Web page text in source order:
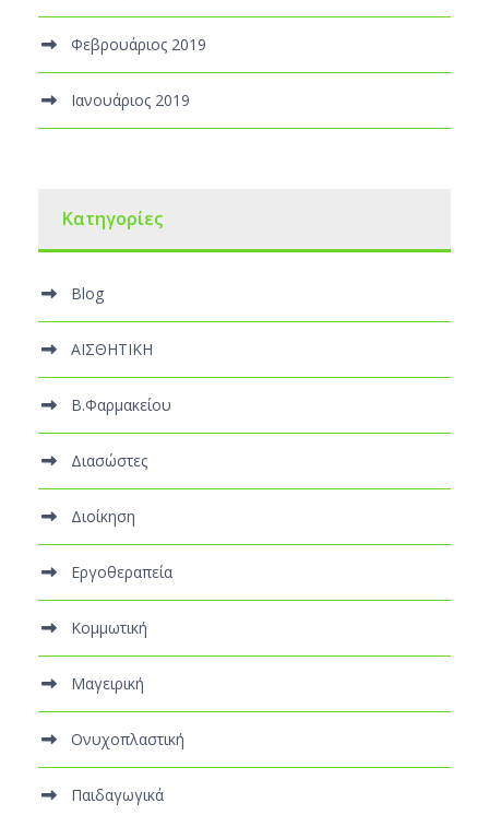
Φεβρουάριος 2019
Ιανουάριος 2019
Kατηγορίες
Blog
ΑΙΣΘΗΤΙΚΗ
Β.Φαρμακείου
Διασώστες
Διοίκηση
Εργοθεραπεία
Κομμωτική
Μαγειρική
Ονυχοπλαστική
Παιδαγωγικά